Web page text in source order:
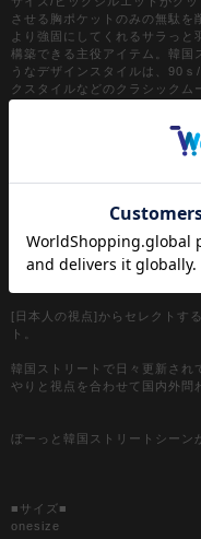
させる胸ポケットのみの無駄を
より強固にしてくれるサラっ
構築できる主役アイテム。韓国
うなデザインスタイルは、90
クスタイルなどのクラシック
やキレイメなどのハズシアイ
【a.p.o.v. / エーピーオービー】
[日本人の視点]からセレクトす
ト。
韓国ストリートで日々更新され
やりと視点を合わせて国内外問
ぼーっと韓国ストリートシーン
■サイズ■
onesize